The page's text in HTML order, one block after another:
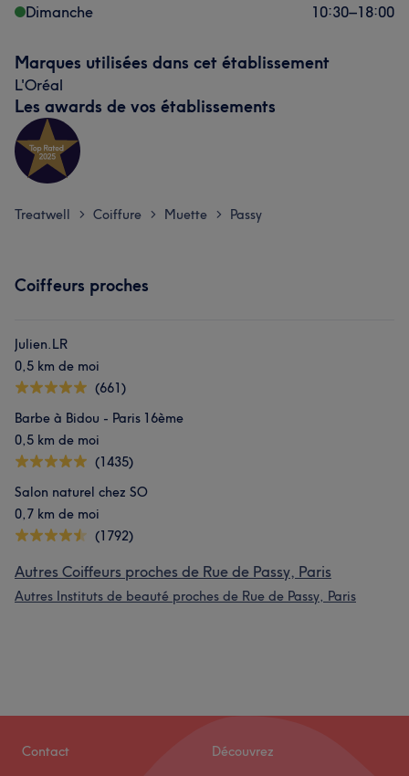
Dimanche
10:30–18:00
Marques utilisées dans cet établissement
L'Oréal
Les awards de vos établissements
Treatwell > Coiffure > Muette > Passy
Coiffeurs proches
Julien.LR
0,5 km de moi
(661)
Barbe à Bidou - Paris 16ème
0,5 km de moi
(1435)
Salon naturel chez SO
0,7 km de moi
(1792)
Autres Coiffeurs proches de Rue de Passy, Paris
Autres Instituts de beauté proches de Rue de Passy, Paris
Contact Découvrez